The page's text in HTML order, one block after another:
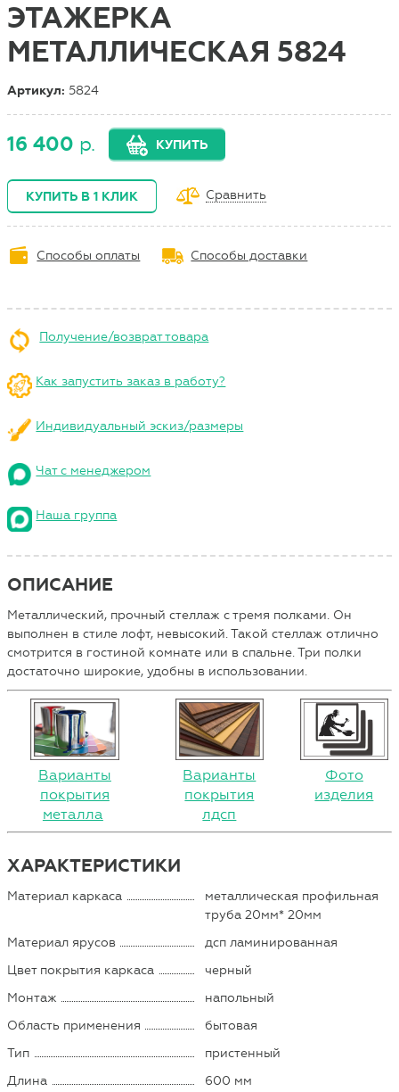
ЭТАЖЕРКА
МЕТАЛЛИЧЕСКАЯ 5824
Артикул: 5824
16 400 р. КУПИТЬ
КУПИТЬ В 1 КЛИК Сравнить
Способы оплаты Способы доставки
Получение/возврат товара
Как запустить заказ в работу?
Индивидуальный эскиз/размеры
Чат с менеджером
Наша группа
ОПИСАНИЕ
Металлический, прочный стеллаж с тремя полками. Он
выполнен в стиле лофт, невысокий. Такой стеллаж отлично
смотрится в гостиной комнате или в спальне. Три полки
достаточно широкие, удобны в использовании.
Варианты
покрытия
металла
Варианты
покрытия
лдсп
Фото
изделия
ХАРАКТЕРИСТИКИ
Материал каркаса
металлическая профильная
труба 20мм* 20мм
Материал ярусов
дсп ламинированная
Цвет покрытия каркаса
черный
Монтаж
напольный
Область применения
бытовая
Тип
пристенный
Длина
600 мм